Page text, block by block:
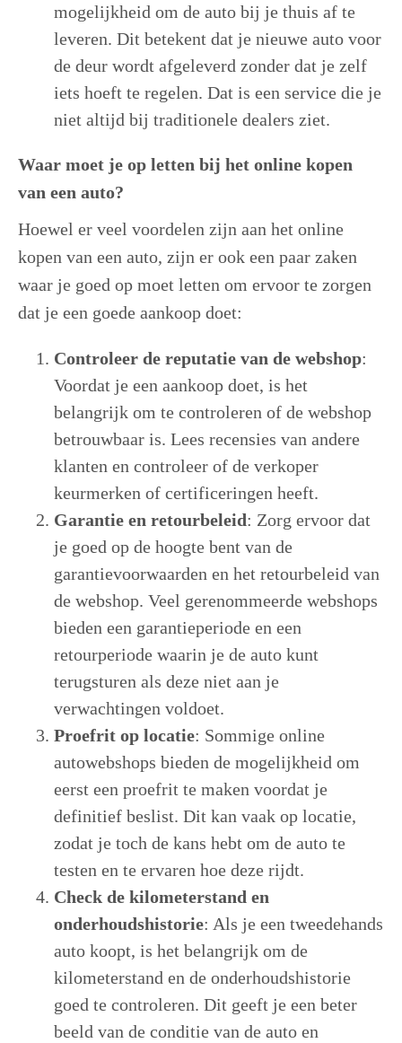
mogelijkheid om de auto bij je thuis af te
leveren. Dit betekent dat je nieuwe auto voor
de deur wordt afgeleverd zonder dat je zelf
iets hoeft te regelen. Dat is een service die je
niet altijd bij traditionele dealers ziet.
Waar moet je op letten bij het online kopen
van een auto?
Hoewel er veel voordelen zijn aan het online
kopen van een auto, zijn er ook een paar zaken
waar je goed op moet letten om ervoor te zorgen
dat je een goede aankoop doet:
Controleer de reputatie van de webshop:
Voordat je een aankoop doet, is het
belangrijk om te controleren of de webshop
betrouwbaar is. Lees recensies van andere
klanten en controleer of de verkoper
keurmerken of certificeringen heeft.
Garantie en retourbeleid: Zorg ervoor dat
je goed op de hoogte bent van de
garantievoorwaarden en het retourbeleid van
de webshop. Veel gerenommeerde webshops
bieden een garantieperiode en een
retourperiode waarin je de auto kunt
terugsturen als deze niet aan je
verwachtingen voldoet.
Proefrit op locatie: Sommige online
autowebshops bieden de mogelijkheid om
eerst een proefrit te maken voordat je
definitief beslist. Dit kan vaak op locatie,
zodat je toch de kans hebt om de auto te
testen en te ervaren hoe deze rijdt.
Check de kilometerstand en
onderhoudshistorie: Als je een tweedehands
auto koopt, is het belangrijk om de
kilometerstand en de onderhoudshistorie
goed te controleren. Dit geeft je een beter
beeld van de conditie van de auto en